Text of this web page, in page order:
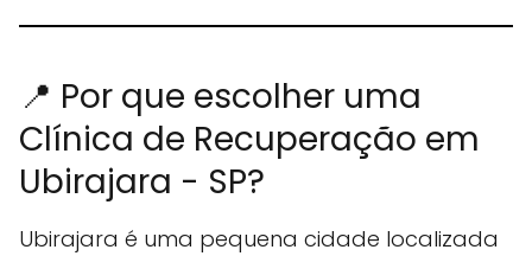
📍 Por que escolher uma
Clínica de Recuperação em
Ubirajara - SP?
Ubirajara é uma pequena cidade localizada